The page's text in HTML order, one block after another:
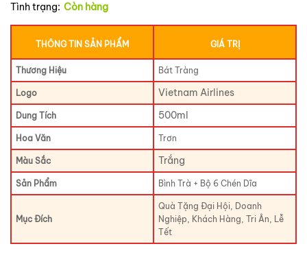
Tình trạng: Còn hàng
THÔNG TIN SẢN PHẨM GIÁ TRỊ
Thương Hiệu Bát Tràng
Logo Vietnam Airlines
Dung Tích 500ml
Hoa Văn Trơn
Màu Sắc Trắng
Sản Phẩm Bình Trà + Bộ 6 Chén Dĩa
Mục Đích
Quà Tặng Đại Hội, Doanh
Nghiệp, Khách Hàng, Tri Ân, Lễ
Tết